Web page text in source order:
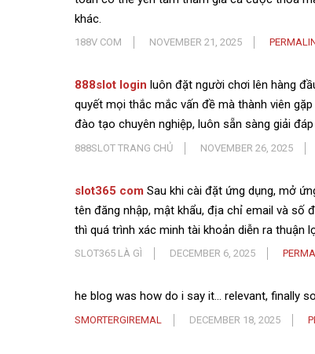
khác.
188V COM NOVEMBER 21, 2025
888slot login luôn đặt người chơi lên hàng
quyết mọi thắc mắc vấn đề mà thành viên
đào tạo chuyên nghiệp, luôn sẵn sàng giải
888SLOT TRANG CHỦ NOVEMBER 26, 2025
slot365 com Sau khi cài đặt ứng dụng, mở
tên đăng nhập, mật khẩu, địa chỉ email và số
thì quá trình xác minh tài khoản diễn ra thuận
SLOT365 LÀ GÌ DECEMBER 6, 2025
he blog was how do i say it… relevant, finally
SMORTERGIREMAL DECEMBER 18, 2025